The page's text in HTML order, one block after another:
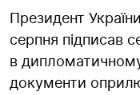
Президент
серпня підписав
в дипломатичному
документи